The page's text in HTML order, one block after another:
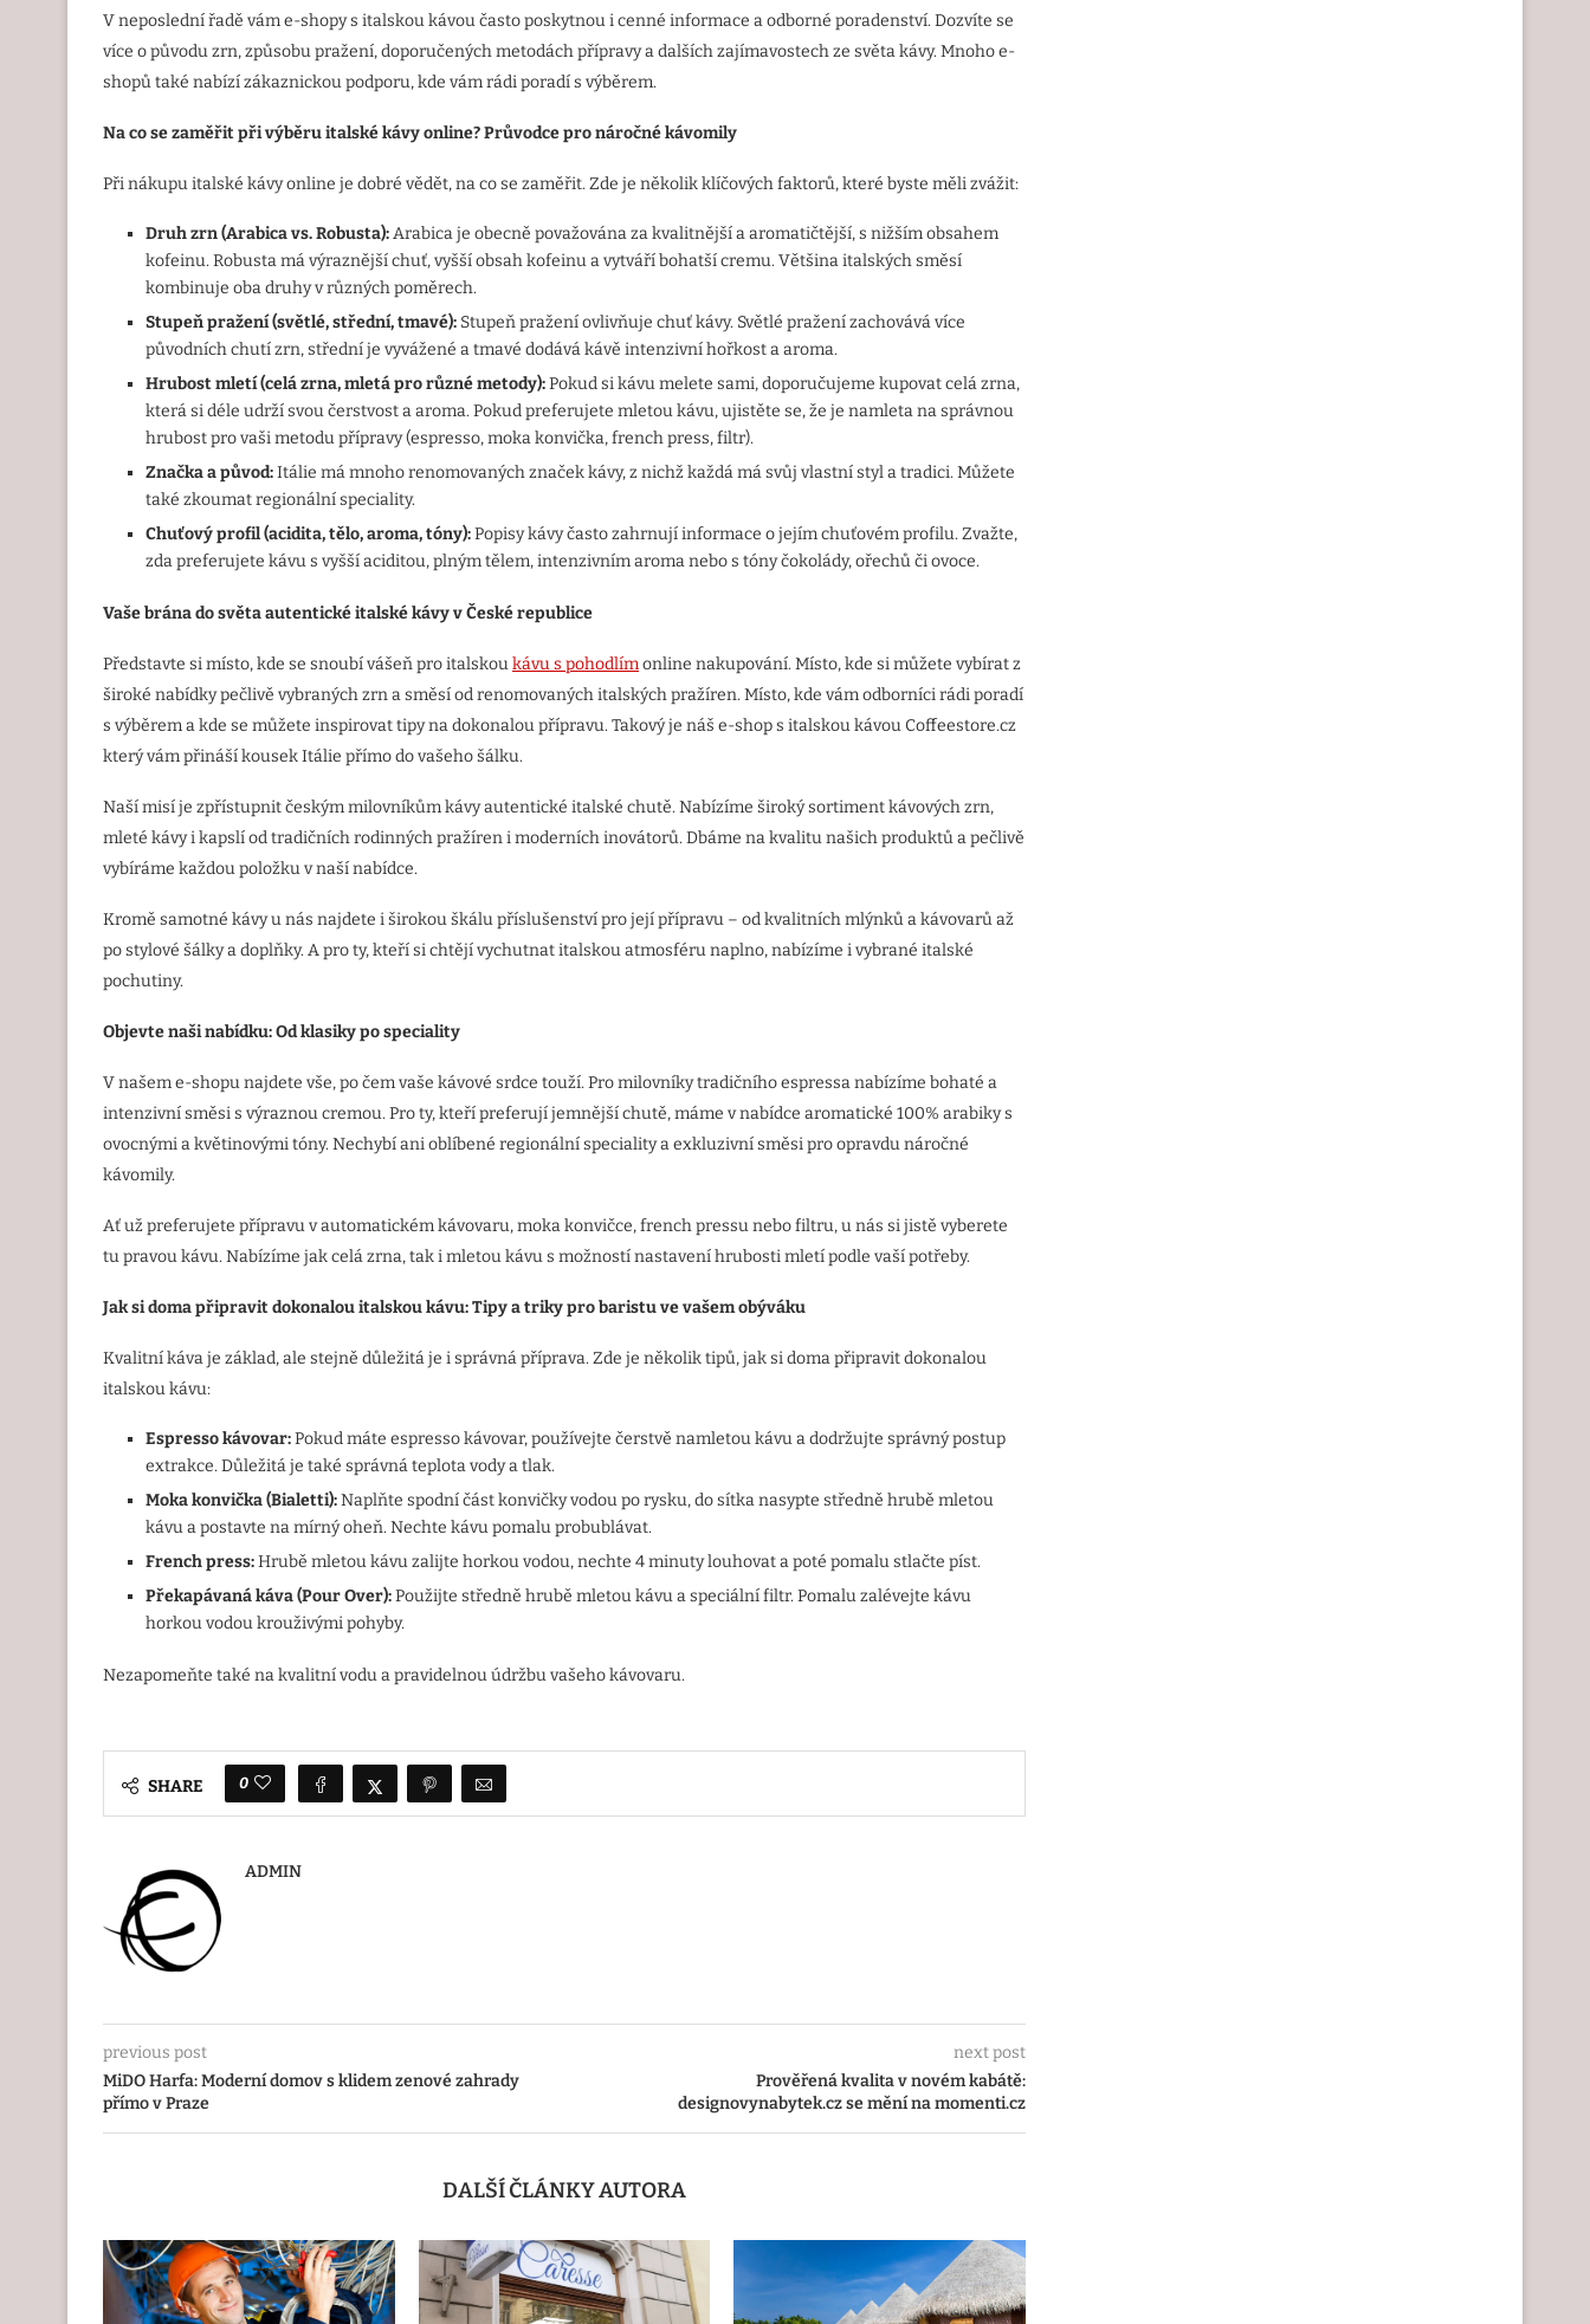
V neposlední řadě vám e-shopy s italskou kávou často poskytnou i cenné informace a odborné poradenství. Dozvíte se
více o původu zrn, způsobu pražení, doporučených metodách přípravy a dalších zajímavostech ze světa kávy. Mnoho e-
shopů také nabízí zákaznickou podporu, kde vám rádi poradí s výběrem.
Na co se zaměřit při výběru italskékávy online? Průvodce pro náročnékávomily
Při nákupu italské kávy online je dobré vědět, na co se zaměřit. Zde je několik klíčových faktorů, které byste měli zvážit:
Druh zrn (Arabica vs. Robusta):Arabica je obecně považována za kvalitnější a aromatičtější, s nižším obsahem
kofeinu. Robusta má výraznější chuť, vyšší obsah kofeinu a vytváří bohatší cremu. Většina italských směsí
kombinuje oba druhy v různých poměrech.
Stupeň pražení (světlé, střední, tmavé): Stupeň pražení ovlivňuje chuť kávy. Světlé pražení zachovává více
původních chutí zrn, střední je vyvážené a tmavé dodává kávě intenzivní hořkost a aroma.
Hrubost mletí(celá zrna, mletá pro různémetody):Pokud si kávu melete sami, doporučujeme kupovat celá zrna,
která si déle udrží svou čerstvost a aroma. Pokud preferujete mletou kávu, ujistěte se, že je namleta na správnou
hrubost pro vaši metodu přípravy (espresso, moka konvička, french press, filtr).
Značka a původ:Itálie má mnoho renomovaných značek kávy, z nichž každá má svůj vlastní styl a tradici. Můžete
také zkoumat regionální speciality.
Chuťovýprofil (acidita, tělo, aroma, tóny):Popisy kávy často zahrnují informace o jejím chuťovém profilu. Zvažte,
zda preferujete kávu s vyšší aciditou, plným tělem, intenzivním aroma nebo s tóny čokolády, ořechů či ovoce.
Vaše brána do světa autentickéitalskékávy v Českérepublice
Představte si místo, kde se snoubí vášeň pro italskoukávu s pohodlímonline nakupování. Místo, kde si můžete vybírat z
široké nabídky pečlivě vybraných zrn a směsí od renomovaných italských pražíren. Místo, kde vám odborníci rádi poradí
s výběrem a kde se můžete inspirovat tipy na dokonalou přípravu. Takový je náš e-shop s italskou kávou Coffeestore.cz
který vám přináší kousek Itálie přímo do vašeho šálku.
Naší misí je zpřístupnit českým milovníkům kávy autentické italské chutě. Nabízíme široký sortiment kávových zrn,
mleté kávy i kapslí od tradičních rodinných pražíren i moderních inovátorů. Dbáme na kvalitu našich produktů a pečlivě
vybíráme každou položku v naší nabídce.
Kromě samotné kávy u nás najdete i širokou škálu příslušenství pro její přípravu – od kvalitních mlýnků a kávovarů až
po stylové šálky a doplňky. A pro ty, kteří si chtějí vychutnat italskou atmosféru naplno, nabízíme i vybrané italské
pochutiny.
Objevte naši nabídku: Od klasiky po speciality
V našem e-shopu najdete vše, po čem vaše kávové srdce touží. Pro milovníky tradičního espressa nabízíme bohaté a
intenzivní směsi s výraznou cremou. Pro ty, kteří preferují jemnější chutě, máme v nabídce aromatické 100% arabiky s
ovocnými a květinovými tóny. Nechybí ani oblíbené regionální speciality a exkluzivní směsi pro opravdu náročné
kávomily.
Ať už preferujete přípravu v automatickém kávovaru, moka konvičce, french pressu nebo filtru, u nás si jistě vyberete
tu pravou kávu. Nabízíme jak celá zrna, tak i mletou kávu s možností nastavení hrubosti mletí podle vaší potřeby.
Jak si doma připravit dokonalou italskou kávu: Tipy a triky pro baristu ve vašem obýváku
Kvalitní káva je základ, ale stejně důležitá je i správná příprava. Zde je několik tipů, jak si doma připravit dokonalou
italskou kávu:
Espresso kávovar:Pokud máte espresso kávovar, používejte čerstvě namletou kávu a dodržujte správný postup
extrakce. Důležitá je také správná teplota vody a tlak.
Moka konvička (Bialetti):Naplňte spodní část konvičky vodou po rysku, do sítka nasypte středně hrubě mletou
kávu a postavte na mírný oheň. Nechte kávu pomalu probublávat.
French press:Hrubě mletou kávu zalijte horkou vodou, nechte 4 minuty louhovat a poté pomalu stlačte píst.
Překapávaná káva (Pour Over):Použijte středně hrubě mletou kávu a speciální filtr. Pomalu zalévejte kávu
horkou vodou krouživými pohyby.
Nezapomeňte také na kvalitní vodu a pravidelnou údržbu vašeho kávovaru.
SHARE 0
ADMIN
previous post
MiDO Harfa: Moderní domov s klidem zenové zahrady
přímo v Praze
next post
Prověřená kvalita v novém kabátě:
designovynabytek.cz se mění na momenti.cz
DALŠÍ ČLÁNKY AUTORA